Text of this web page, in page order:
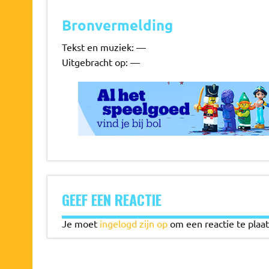
Bronvermelding
Tekst en muziek: —
Uitgebracht op: —
GEEF EEN REACTIE
Je moet ingelogd zijn opom een reactie te